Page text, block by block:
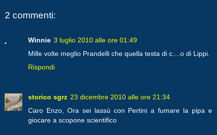
2 commenti:
Winnie 3 luglio 2010 alle ore 01:49
Mille volte meglio Prandelli che quella testa di c....o di Lippi.
Rispondi
storico sgrz 23 dicembre 2010 alle ore 21:34
Caro Enzo, Ora sei lassù con Pertini a fumare la pipa e
giocare a scopone scientifico